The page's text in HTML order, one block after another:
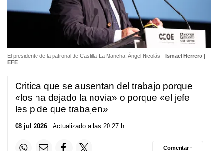
El presidente de la patronal de Castilla-La Mancha, Ángel Nicolás
Ismael Herrero |
EFE
Critica que se ausentan del trabajo porque
«los ha dejado la novia» o porque «el jefe
les pide que trabajen»
08 jul 2026 . Actualizado a las 20:27 h.
Comentar ·